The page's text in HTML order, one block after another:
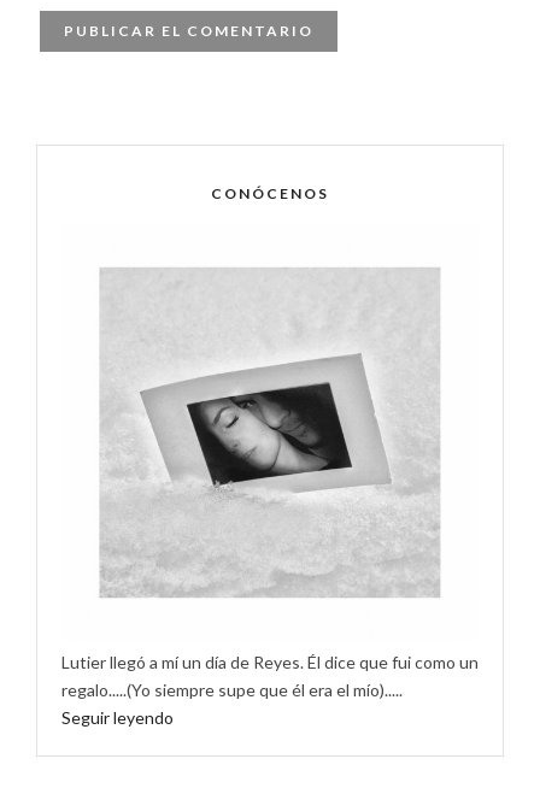
CONÓCENOS
Lutier llegó a mí un día de Reyes. Él dice que fui como un
regalo.....(Yo siempre supe que él era el mío).....
Seguir leyendo